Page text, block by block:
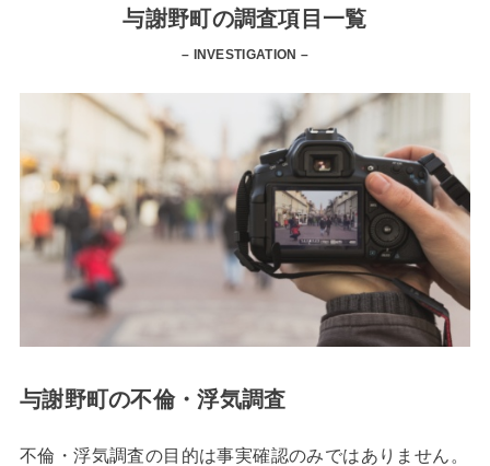
与謝野町の調査項目一覧
– INVESTIGATION –
与謝野町の不倫・浮気調査
不倫・浮気調査の目的は事実確認のみではありません。